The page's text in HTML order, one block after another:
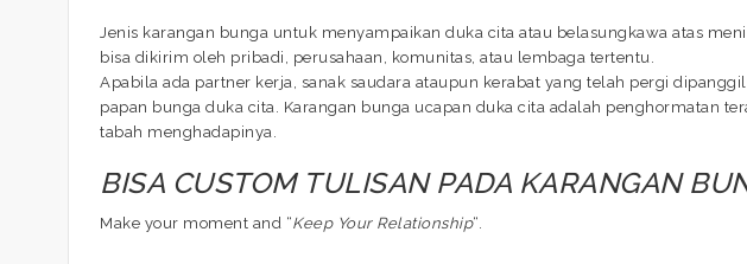
Jenis karangan bunga untuk menyampaikan duka cita atau belasungkawa atas
bisa dikirim oleh pribadi, perusahaan, komunitas, atau lembaga tertentu.
Apabila ada partner kerja, sanak saudara ataupun kerabat yang telah pergi
papan bunga duka cita. Karangan bunga ucapan duka cita adalah penghormatan
tabah menghadapinya.
BISA CUSTOM TULISAN PADA KARANGAN
Make your moment and “Keep Your Relationship“.